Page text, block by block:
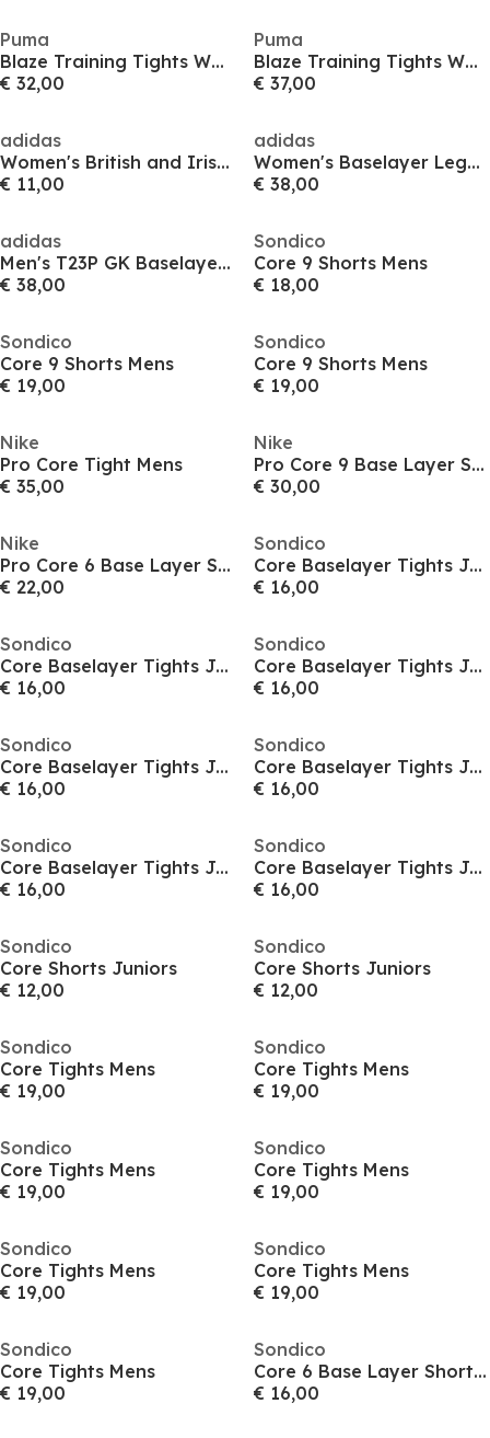
Puma
Blaze Training Tights Womens
€ 32,00
Puma
Blaze Training Tights Womens
€ 37,00
adidas
Women's British and Irish Lions Baselayer Leggings
€ 11,00
adidas
Women's Baselayer Legging
€ 38,00
adidas
Men's T23P GK Baselayer Leggings
€ 38,00
Sondico
Core 9 Shorts Mens
€ 18,00
Sondico
Core 9 Shorts Mens
€ 19,00
Sondico
Core 9 Shorts Mens
€ 19,00
Nike
Pro Core Tight Mens
€ 35,00
Nike
Pro Core 9 Base Layer Shorts Mens
€ 30,00
Nike
Pro Core 6 Base Layer Shorts Mens
€ 22,00
Sondico
Core Baselayer Tights Juniors
€ 16,00
Sondico
Core Baselayer Tights Juniors
€ 16,00
Sondico
Core Baselayer Tights Juniors
€ 16,00
Sondico
Core Baselayer Tights Juniors
€ 16,00
Sondico
Core Baselayer Tights Juniors
€ 16,00
Sondico
Core Baselayer Tights Juniors
€ 16,00
Sondico
Core Baselayer Tights Juniors
€ 16,00
Sondico
Core Shorts Juniors
€ 12,00
Sondico
Core Shorts Juniors
€ 12,00
Sondico
Core Tights Mens
€ 19,00
Sondico
Core Tights Mens
€ 19,00
Sondico
Core Tights Mens
€ 19,00
Sondico
Core Tights Mens
€ 19,00
Sondico
Core Tights Mens
€ 19,00
Sondico
Core Tights Mens
€ 19,00
Sondico
Core Tights Mens
€ 19,00
Sondico
Core 6 Base Layer Shorts Mens
€ 16,00